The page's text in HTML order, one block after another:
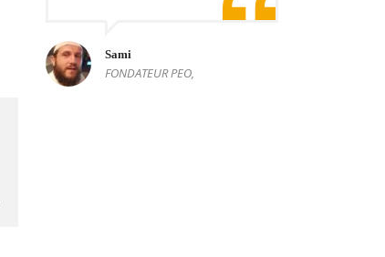
Sami
FONDATEUR PEO,